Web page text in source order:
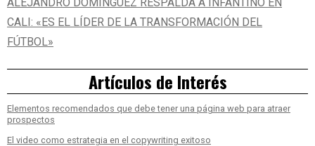
compañías
CALI: «ES EL LÍDER DE LA TRANSFORMACIÓN DEL
FÚTBOL»
Artículos de Interés
Elementos recomendados que debe tener una página web para atraer
prospectos
El video como estrategia en el copywriting exitoso